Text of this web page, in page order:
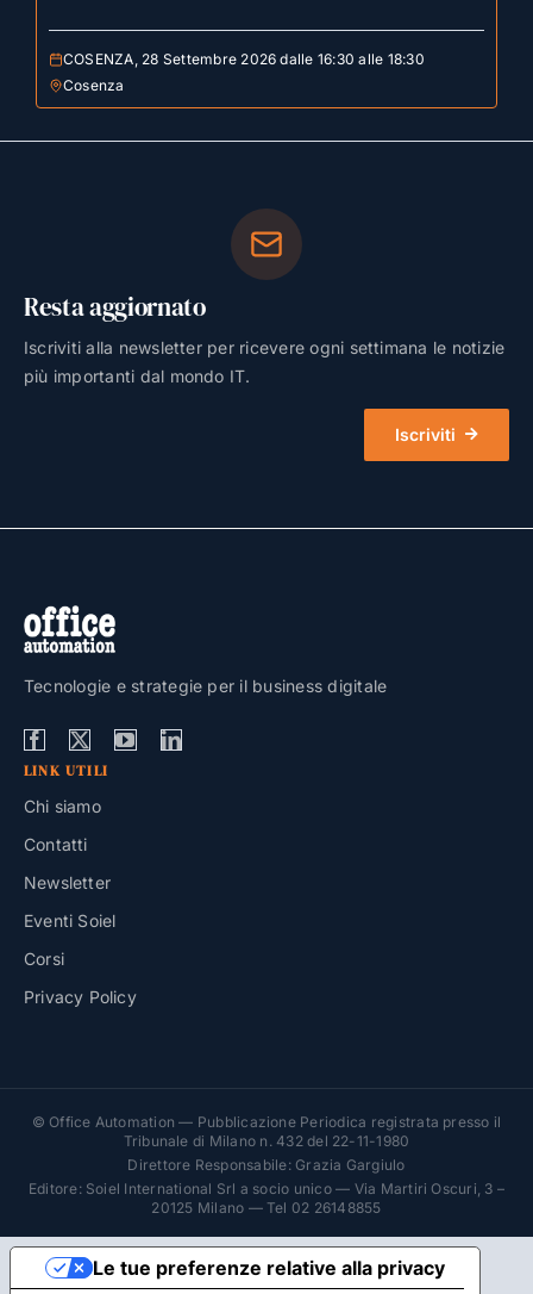
COSENZA, 28 Settembre 2026 dalle 16:30 alle 18:30
Cosenza
Resta aggiornato
Iscriviti alla newsletter per ricevere ogni settimana le notizie
più importanti dal mondo IT.
Iscriviti
Tecnologie e strategie per il business digitale
LINK UTILI
Chi siamo
Contatti
Newsletter
Eventi Soiel
Corsi
Privacy Policy
© Office Automation — Pubblicazione Periodica registrata presso il
Tribunale di Milano n. 432 del 22-11-1980
Direttore Responsabile: Grazia Gargiulo
Editore: Soiel International Srl a socio unico — Via Martiri Oscuri, 3 –
20125 Milano — Tel 02 26148855
Le tue preferenze relative alla privacy